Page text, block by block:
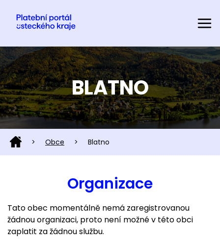
BLATNO
> Obce > Blatno
Organizace
Tato obec momentálně nemá zaregistrovanou
žádnou organizaci, proto není možné v této obci
zaplatit za žádnou službu.